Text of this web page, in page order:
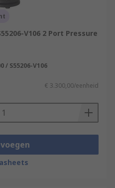
V106 2 Port Pressure
/ S55206-V106
€ 3.300,00/eenheid